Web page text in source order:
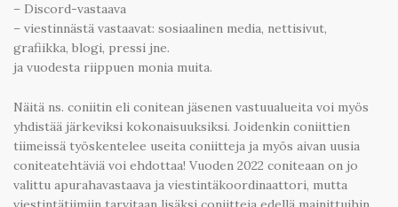
– Discord-vastaava
– viestinnästä vastaavat: sosiaalinen media, nettisivut,
grafiikka, blogi, pressi jne.
ja vuodesta riippuen monia muita.
Näitä ns. coniitin eli conitean jäsenen vastuualueita voi myös
yhdistää järkeviksi kokonaisuuksiksi. Joidenkin coniittien
tiimeissä työskentelee useita coniitteja ja myös aivan uusia
coniteatehtäviä voi ehdottaa! Vuoden 2022 coniteaan on jo
valittu apurahavastaava ja viestintäkoordinaattori, mutta